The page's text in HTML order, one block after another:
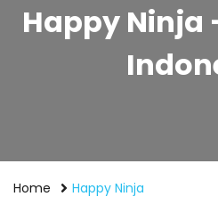
Happy Ninja
Home Happy Ninja